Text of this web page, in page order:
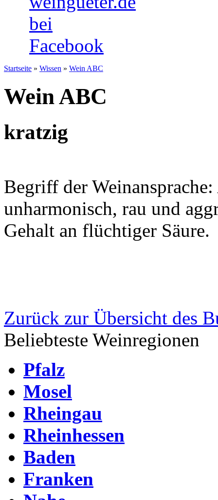
Startseite » Wissen » Wein ABC
Wein ABC
kratzig
Begriff der
unharmonisch, rau und
Gehalt an flüchtiger Säure.
Zurück zur Übersicht des
Beliebteste Weinregionen
Pfalz
Mosel
Rheingau
Rheinhessen
Baden
Franken